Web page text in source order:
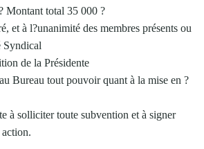
Montant total 35 000 ?
et à l?unanimité des membres présents ou
Syndical
de la Présidente
Bureau tout pouvoir quant à la mise en ?
à solliciter toute subvention et à signer